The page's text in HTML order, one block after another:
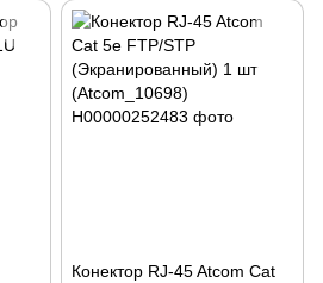
Конектор RJ-45 Atcom Cat